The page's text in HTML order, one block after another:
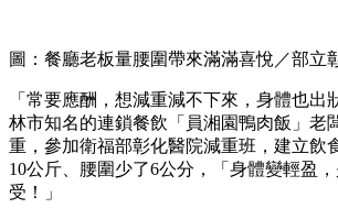
圖：餐廳老板量腰圍帶來滿滿喜悅／部立
「常要應酬，想減重減不下來，身體也出
林市知名的連鎖餐飲「員湘園鴨肉飯」老
重，參加衛福部彰化醫院減重班，建立飲
10公斤、腰圍少了6公分，「身體變輕盈
受！」